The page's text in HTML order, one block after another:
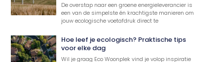
De overstap naar een groene energieleverancier is
een van de simpelste én krachtigste manieren om
jouw ecologische voetafdruk direct te
Hoe leef je ecologisch? Praktische tips
voor elke dag
Wil je graag Eco Woonplek vind je volop inspiratie